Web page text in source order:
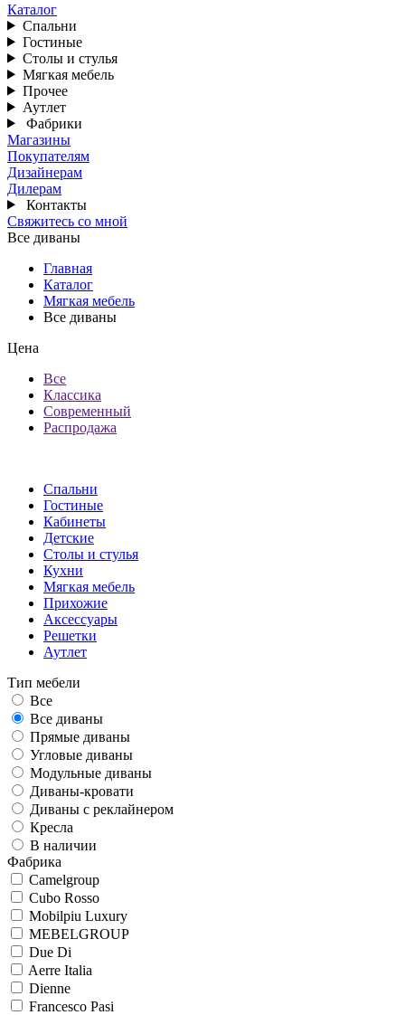
Каталог
Спальни
Гостиные
Столы и стулья
Мягкая мебель
Прочее
Аутлет
Фабрики
Магазины
Покупателям
Дизайнерам
Дилерам
Контакты
Свяжитесь со мной
Все диваны
Главная
Каталог
Мягкая мебель
Все диваны
Цена
Все
Классика
Современный
Распродажа
Спальни
Гостиные
Кабинеты
Детские
Столы и стулья
Кухни
Мягкая мебель
Прихожие
Аксессуары
Решетки
Аутлет
Тип мебели
Все
Все диваны
Прямые диваны
Угловые диваны
Модульные диваны
Диваны-кровати
Диваны с реклайнером
Кресла
В наличии
Фабрика
Camelgroup
Cubo Rosso
Mobilpiu Luxury
MEBELGROUP
Due Di
Aerre Italia
Dienne
Francesco Pasi